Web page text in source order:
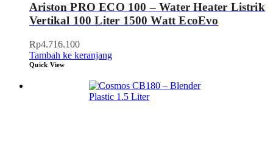
Ariston PRO ECO 100 – Water Heater Listrik
Vertikal 100 Liter 1500 Watt EcoEvo
Rp4.716.100
Tambah ke keranjang
Quick View